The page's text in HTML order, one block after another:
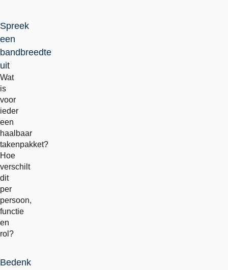
Spreek
een
bandbreedte
uit
Wat
is
voor
ieder
een
haalbaar
takenpakket?
Hoe
verschilt
dit
per
persoon,
functie
en
rol?
Bedenk